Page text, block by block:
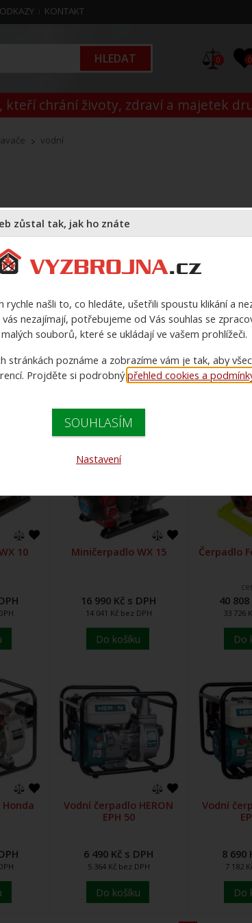
ODKAZY KONTAKT
0 0
kteří chrání životy, zdraví a majetek
vodní
nebo mírně znečištěnou vodu.
Názvu zboží Názvu zboží
344 Kč - 40 809 Kč
Varianty:
-- vše --
10 Miničerpadlo WX 15
16 990 Kč s DPH
14 041 Kč bez DPH
Do košíku
Čerpadlo
40
33 726
Do
Vodní čerpadlo HERON
EPH 50
6 490 Kč s DPH
5 364 Kč bez DPH
Do košíku
Vodní
8 690
7 182
Do
zůstal tak, jak ho znáte
rychle našli to, co hledáte, ušetřili spoustu klikání a
nezajímají, potřebujeme od Vás souhlas se
souborů, které se ukládají ve vašem prohlížeči.
stránkách poznáme a zobrazíme vám je tak, aby
Projděte si podrobnýpřehled cookies a
SOUHLASÍM
Nastavení